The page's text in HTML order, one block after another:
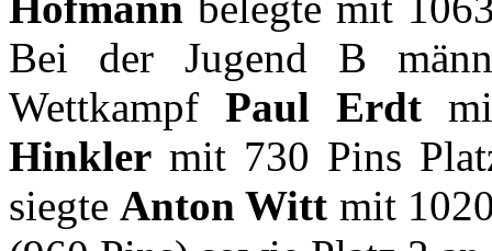
Bei der Jugend B
Wettkampf Paul Erdt
Hinkler mit 730 Pins
siegteAnton Witt mit